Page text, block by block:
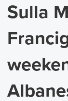
Sulla